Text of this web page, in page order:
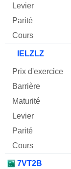
IELZLZ
7VT2B